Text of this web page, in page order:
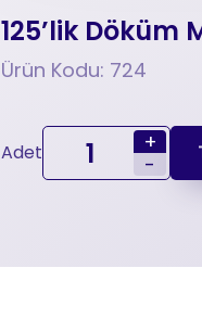
125’lik Döküm
Ürün Kodu: 724
Adet
+
-